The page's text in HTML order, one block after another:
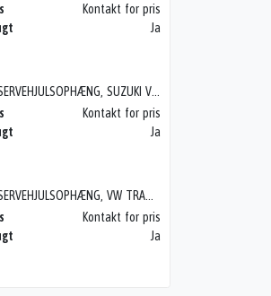
Kontakt for pris
Ja
Kontakt for pris
Ja
Kontakt for pris
Ja